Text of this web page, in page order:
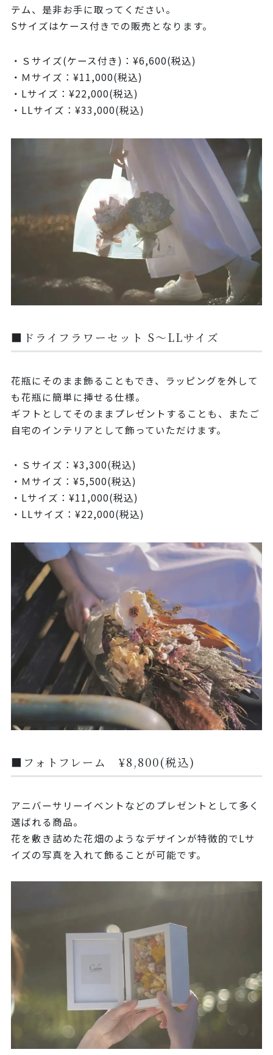
テム、是非お手に取ってください。
Sサイズはケース付きでの販売となります。
Ｓサイズ(ケース付き)：¥6,600(税込)
Ｍサイズ：¥11,000(税込)
Lサイズ：¥22,000(税込)
LLサイズ：¥33,000(税込)
■ドライフラワーセット S～LLサイズ
花瓶にそのまま飾ることもでき、ラッピングを外して
も花瓶に簡単に挿せる仕様。
ギフトとしてそのままプレゼントすることも、またご
自宅のインテリアとして飾っていただけます。
Ｓサイズ：¥3,300(税込)
Ｍサイズ：¥5,500(税込)
Lサイズ：¥11,000(税込)
LLサイズ：¥22,000(税込)
■フォトフレーム ¥8,800(税込)
アニバーサリーイベントなどのプレゼントとして多く
選ばれる商品。
花を敷き詰めた花畑のようなデザインが特徴的でLサ
イズの写真を入れて飾ることが可能です。